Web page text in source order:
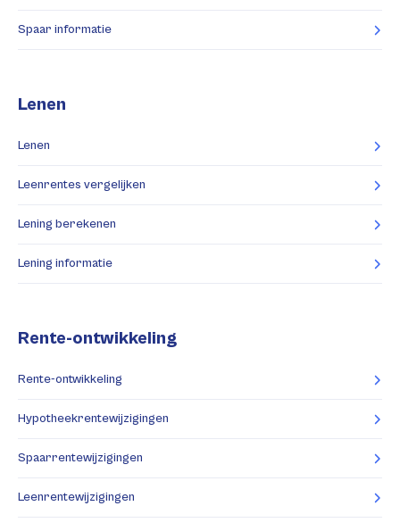
Spaar informatie
Lenen
Lenen
Leenrentes vergelijken
Lening berekenen
Lening informatie
Rente-ontwikkeling
Rente-ontwikkeling
Hypotheekrentewijzigingen
Spaarrentewijzigingen
Leenrentewijzigingen